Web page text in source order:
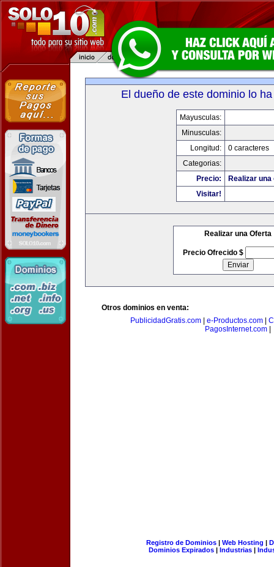
El dueño de este dominio lo
Mayusculas:
Minusculas:
Longitud:
0 caracteres
Categorias:
Precio:
Realizar
Visitar!
Realizar una Oferta
Precio Ofrecido $
Otros dominios en venta:
PublicidadGratis.com
e-Productos.com
PagosInternet.com
Registro de Dominios| Web Hosting |
Dominios Expirados | Industrias |